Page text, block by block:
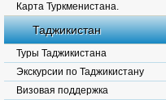
Карта Туркменистана.
Таджикистан
Туры Таджикистана
Экскурсии по Таджикистану
Визовая поддержка